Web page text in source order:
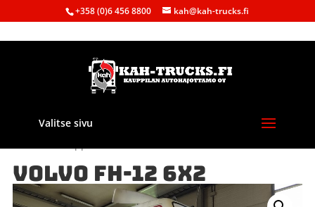
+358 (0)6 456 8800 kah@kah-trucks.fi
Valitse sivu
VOLVO FH-12 6X2